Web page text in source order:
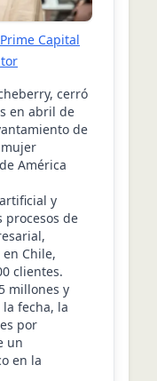
Capital
cerró
en abril de
de
América
y
procesos de
Chile,
clientes.
millones y
fecha, la
por
un
en la